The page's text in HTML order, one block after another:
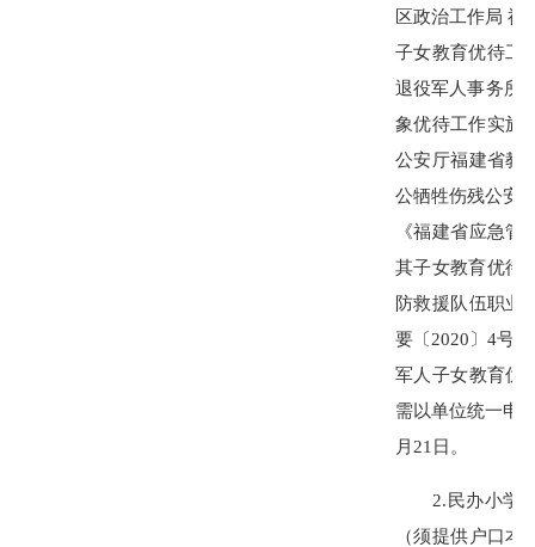
区政治工作局 福
子女教育优待工
退役军人事务所
象优待工作实施
公安厅福建省教
公牺牲伤残公安
《福建省应急
其子女教育优待
防救援队伍职业
要〔2020〕4号
军人子女教育优
需以单位统一申
月21日。
2.民办小学除
（须提供户口